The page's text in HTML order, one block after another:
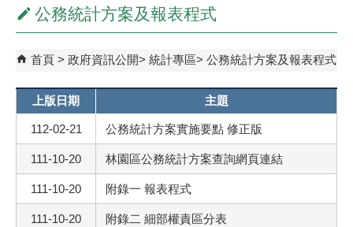
公務統計方案及報表程式
首頁 政府資訊公開 統計專區 公務統計方案及報表程式
上版日期 主題
112-02-21 公務統計方案實施要點 修正版
111-10-20 林園區公務統計方案查詢網頁連結
111-10-20 附錄一 報表程式
111-10-20 附錄二 細部權責區分表